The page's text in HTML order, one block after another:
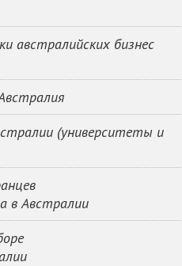
австралийских бизнес
(университеты и
в Австралии